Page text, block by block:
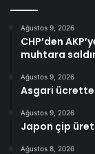
Ağustos 9, 2026
CHP’den
muhtara
Ağustos 9, 2026
Asgari
Ağustos 9, 2026
Japon çip
Ağustos 8, 2026